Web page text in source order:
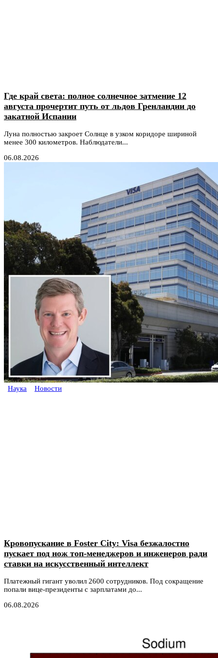
Где край света: полное солнечное затмение 12
августа прочертит путь от льдов Гренландии до
закатной Испании
Луна полностью закроет Солнце в узком коридоре шириной
менее 300 километров. Наблюдатели...
06.08.2026
Наука Новости
Кровопускание в Foster City: Visa безжалостно
пускает под нож топ-менеджеров и инженеров ради
ставки на искусственный интеллект
Платежный гигант уволил 2600 сотрудников. Под сокращение
попали вице-президенты с зарплатами до...
06.08.2026